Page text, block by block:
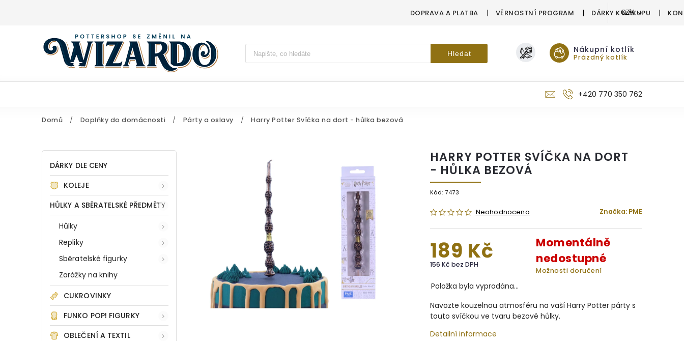
DOPRAVA A PLATBA VĚRNOSTNÍ PROGRAM DÁRKY K NÁKUPU
CZK
Vyhledávání Hledat Nákupní kotlík
Prázdný kotlík
+420 770 350 762
Domů / Doplňky do domácnosti / Párty a oslavy / Harry Potter Svíčka na dort - hůlka bezová
DÁRKY DLE CENY
KOLEJE
HŮLKY A SBĚRATELSKÉ PŘEDMĚTY
Hůlky
Repliky
Sběratelské figurky
Zarážky na knihy
CUKROVINKY
FUNKO POP! FIGURKY
OBLEČENÍ A TEXTIL
HARRY POTTER SVÍČKA NA DORT
- HŮLKA BEZOVÁ
Kód: 7473
Neohodnoceno Značka: PME
189 Kč
156 Kč bez DPH
Momentálně
nedostupné
Možnosti doručení
Položka byla vyprodána…
Navozte kouzelnou atmosféru na vaší Harry Potter párty s
touto svíčkou ve tvaru bezové hůlky.
Detailní informace